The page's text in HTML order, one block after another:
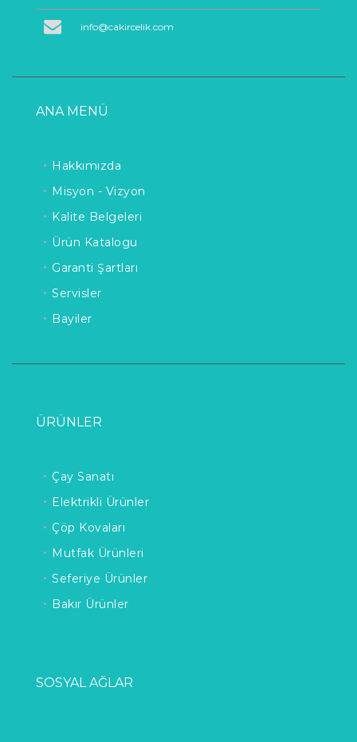
info@cakircelik.com
ANA MENÜ
Hakkımızda
Misyon - Vizyon
Kalite Belgeleri
Ürün Katalogu
Garanti Şartları
Servisler
Bayiler
ÜRÜNLER
Çay Sanatı
Elektrikli Ürünler
Çöp Kovaları
Mutfak Ürünleri
Seferiye Ürünler
Bakır Ürünler
SOSYAL AĞLAR